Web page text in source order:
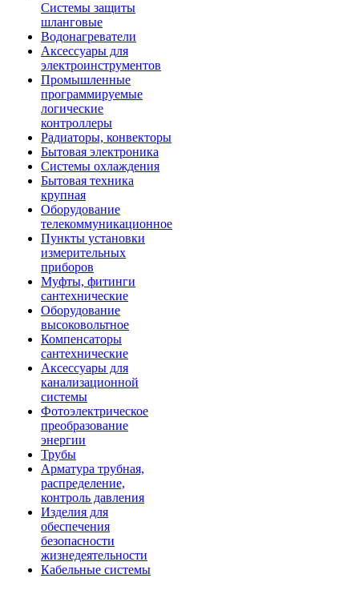
Системы защиты
шланговые
Водонагреватели
Аксессуары для
электроинструментов
Промышленные
программируемые
логические
контроллеры
Радиаторы, конвекторы
Бытовая электроника
Системы охлаждения
Бытовая техника
крупная
Оборудование
телекоммуникационное
Пункты установки
измерительных
приборов
Муфты, фитинги
сантехнические
Оборудование
высоковольтное
Компенсаторы
сантехнические
Аксессуары для
канализационной
системы
Фотоэлектрическое
преобразование
энергии
Трубы
Арматура трубная,
распределение,
контроль давления
Изделия для
обеспечения
безопасности
жизнедеятельности
Кабельные системы